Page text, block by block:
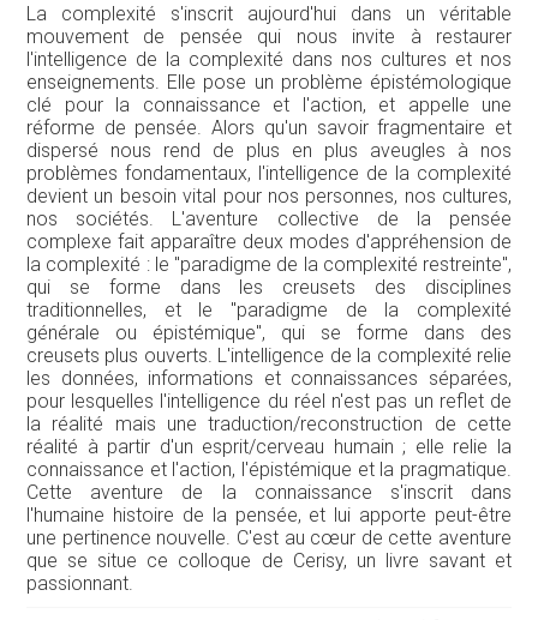
La complexité s'inscrit aujourd'hui dans un véritable
mouvement de pensée qui nous invite à restaurer
l'intelligence de la complexité dans nos cultures et nos
enseignements. Elle pose un problème épistémologique
clé pour la connaissance et l'action, et appelle une
réforme de pensée. Alors qu'un savoir fragmentaire et
dispersé nous rend de plus en plus aveugles à nos
problèmes fondamentaux, l'intelligence de la complexité
devient un besoin vital pour nos personnes, nos cultures,
nos sociétés. L'aventure collective de la pensée
complexe fait apparaître deux modes d'appréhension de
la complexité : le "paradigme de la complexité restreinte",
qui se forme dans les creusets des disciplines
traditionnelles, et le "paradigme de la complexité
générale ou épistémique", qui se forme dans des
creusets plus ouverts. L'intelligence de la complexité relie
les données, informations et connaissances séparées,
pour lesquelles l'intelligence du réel n'est pas un reflet de
la réalité mais une traduction/reconstruction de cette
réalité à partir d'un esprit/cerveau humain ; elle relie la
connaissance et l'action, l'épistémique et la pragmatique.
Cette aventure de la connaissance s'inscrit dans
l'humaine histoire de la pensée, et lui apporte peut-être
une pertinence nouvelle. C'est au cœur de cette aventure
que se situe ce colloque de Cerisy, un livre savant et
passionnant.